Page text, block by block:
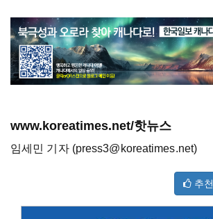
www.koreatimes.net/핫뉴스
임세민 기자 (press3@koreatimes.net)
추천